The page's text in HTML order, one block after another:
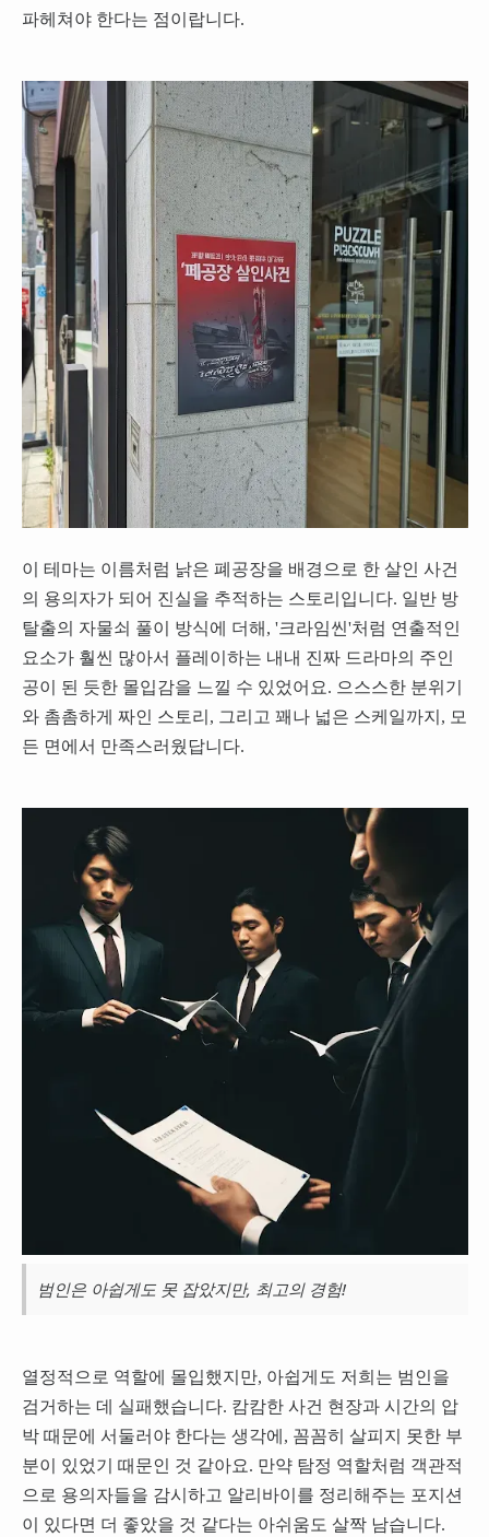
파헤쳐야 한다는 점이랍니다.
이 테마는 이름처럼 낡은 폐공장을 배경으로 한 살인 사건
의 용의자가 되어 진실을 추적하는 스토리입니다. 일반 방
탈출의 자물쇠 풀이 방식에 더해, '크라임씬'처럼 연출적인
요소가 훨씬 많아서 플레이하는 내내 진짜 드라마의 주인
공이 된 듯한 몰입감을 느낄 수 있었어요. 으스스한 분위기
와 촘촘하게 짜인 스토리, 그리고 꽤나 넓은 스케일까지, 모
든 면에서 만족스러웠답니다.
범인은 아쉽게도 못 잡았지만, 최고의 경험!
열정적으로 역할에 몰입했지만, 아쉽게도 저희는 범인을
검거하는 데 실패했습니다. 캄캄한 사건 현장과 시간의 압
박 때문에 서둘러야 한다는 생각에, 꼼꼼히 살피지 못한 부
분이 있었기 때문인 것 같아요. 만약 탐정 역할처럼 객관적
으로 용의자들을 감시하고 알리바이를 정리해주는 포지션
이 있다면 더 좋았을 것 같다는 아쉬움도 살짝 남습니다.